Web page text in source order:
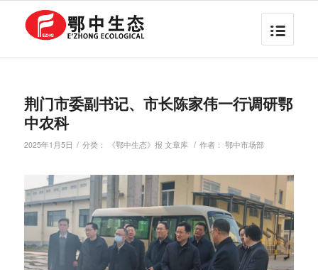
荆门市委副书记、市长陈家伟一行调研鄂
中农科
2025年1月5日 / 分类： 《鄂中生态》报 文章库 / 作者： 鄂中市场部